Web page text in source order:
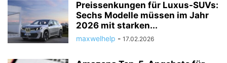
Preissenkungen für Luxus-SUVs:
Sechs Modelle müssen im Jahr
2026 mit starken...
maxwelhelp - 17.02.2026